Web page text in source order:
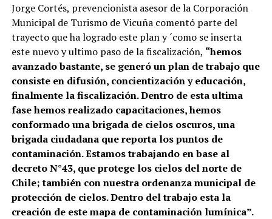
Jorge Cortés, prevencionista asesor de la Corporación
Municipal de Turismo de Vicuña comentó parte del
trayecto que ha logrado este plan y ´como se inserta
este nuevo y ultimo paso de la fiscalización, “hemos
avanzado bastante, se generó un plan de trabajo que
consiste en difusión, concientización y educación,
finalmente la fiscalización. Dentro de esta ultima
fase hemos realizado capacitaciones, hemos
conformado una brigada de cielos oscuros, una
brigada ciudadana que reporta los puntos de
contaminación. Estamos trabajando en base al
decreto N°43, que protege los cielos del norte de
Chile; también con nuestra ordenanza municipal de
protección de cielos. Dentro del trabajo esta la
creación de este mapa de contaminación lumínica”.